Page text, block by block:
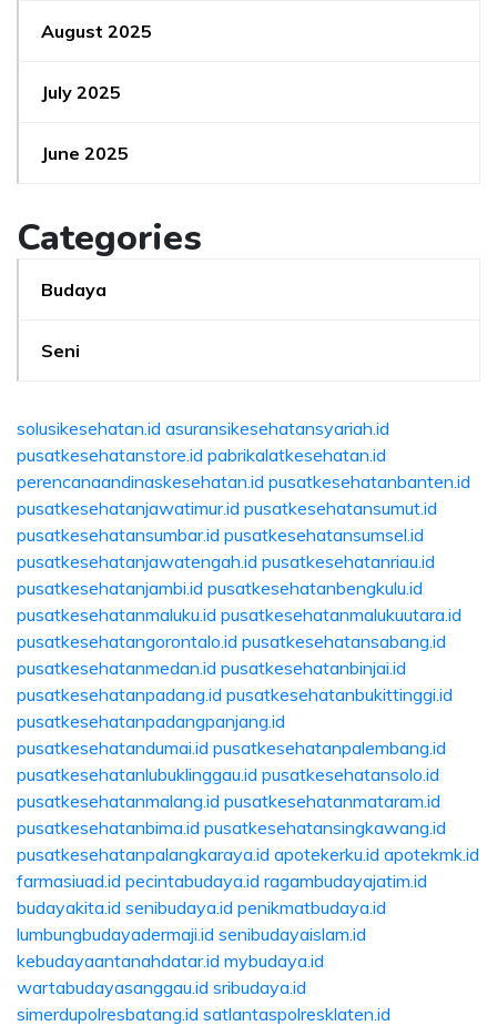
August 2025
July 2025
June 2025
Categories
Budaya
Seni
solusikesehatan.id asuransikesehatansyariah.id
pusatkesehatanstore.id pabrikalatkesehatan.id
perencanaandinaskesehatan.id pusatkesehatanbanten.id
pusatkesehatanjawatimur.id pusatkesehatansumut.id
pusatkesehatansumbar.id pusatkesehatansumsel.id
pusatkesehatanjawatengah.id pusatkesehatanriau.id
pusatkesehatanjambi.id pusatkesehatanbengkulu.id
pusatkesehatanmaluku.id pusatkesehatanmalukuutara.id
pusatkesehatangorontalo.id pusatkesehatansabang.id
pusatkesehatanmedan.id pusatkesehatanbinjai.id
pusatkesehatanpadang.id pusatkesehatanbukittinggi.id
pusatkesehatanpadangpanjang.id
pusatkesehatandumai.id pusatkesehatanpalembang.id
pusatkesehatanlubuklinggau.id pusatkesehatansolo.id
pusatkesehatanmalang.id pusatkesehatanmataram.id
pusatkesehatanbima.id pusatkesehatansingkawang.id
pusatkesehatanpalangkaraya.id apotekerku.id apotekmk.id
farmasiuad.id pecintabudaya.id ragambudayajatim.id
budayakita.id senibudaya.id penikmatbudaya.id
lumbungbudayadermaji.id senibudayaislam.id
kebudayaantanahdatar.id mybudaya.id
wartabudayasanggau.id sribudaya.id
simerdupolresbatang.id satlantaspolresklaten.id